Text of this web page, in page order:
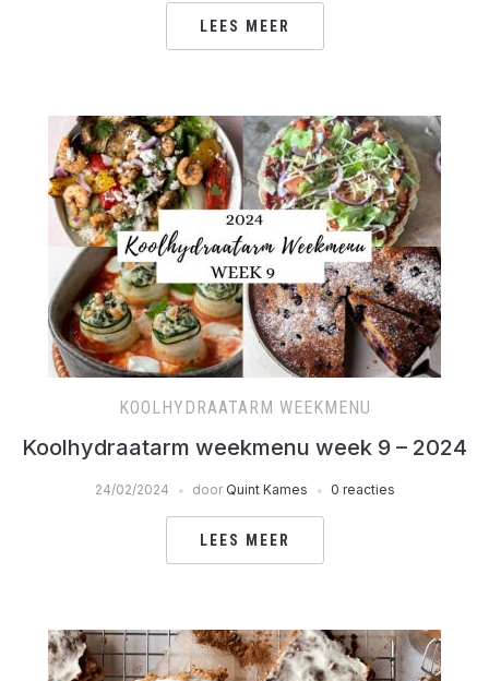
LEES MEER
KOOLHYDRAATARM WEEKMENU
Koolhydraatarm weekmenu week 9 – 2024
24/02/2024 door Quint Kames 0 reacties
LEES MEER